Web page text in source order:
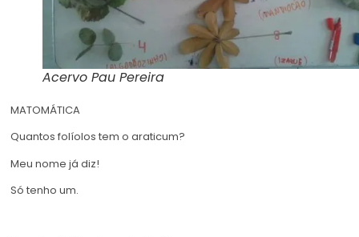
Acervo Pau Pereira
MATOMÁTICA
Quantos folíolos tem o araticum?
Meu nome já diz!
Só tenho um.